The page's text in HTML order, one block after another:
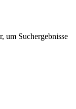
um Suchergebnisse